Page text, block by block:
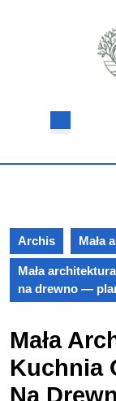
Archis Mała
Mała
na drewno —
Mała
Kuchnia
Na